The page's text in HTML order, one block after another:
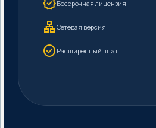
verifiedБессрочная лицензия
lan Сетевая версия
check_circle Расширенный штат